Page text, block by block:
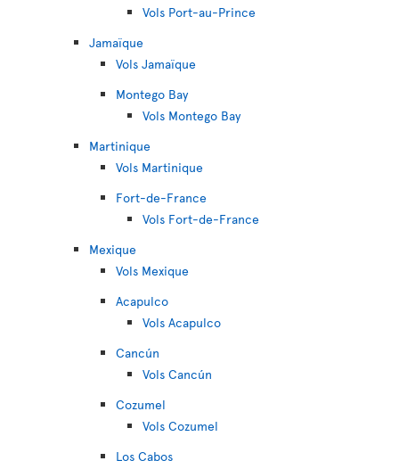
Vols Port-au-Prince
Jamaïque
Vols Jamaïque
Montego Bay
Vols Montego Bay
Martinique
Vols Martinique
Fort-de-France
Vols Fort-de-France
Mexique
Vols Mexique
Acapulco
Vols Acapulco
Cancún
Vols Cancún
Cozumel
Vols Cozumel
Los Cabos